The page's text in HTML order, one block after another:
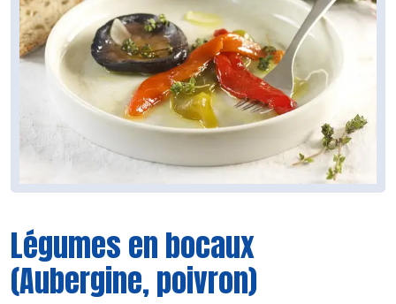
Légumes en bocaux
(Aubergine, poivron)